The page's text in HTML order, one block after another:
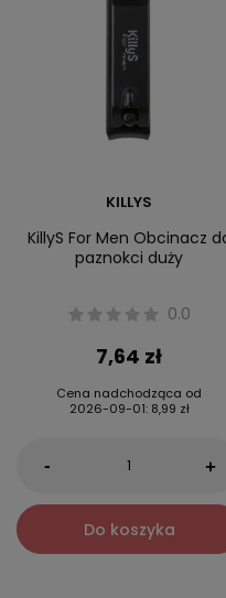
KILLYS
KillyS For Men Obcinacz
paznokci duży
0.0
7,64 zł
Cena nadchodząca od
2026-09-01: 8,99 zł
- +
Do koszyka